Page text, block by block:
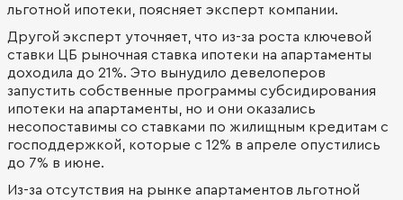
льготной ипотеки, поясняет эксперт компании.
Другой эксперт уточняет, что из-за роста ключевой
ставки ЦБ рыночная ставка ипотеки на апартаменты
доходила до 21%. Это вынудило девелоперов
запустить собственные программы субсидирования
ипотеки на апартаменты, но и они оказались
несопоставимы со ставками по жилищным кредитам с
господдержкой, которые с 12% в апреле опустились
до 7% в июне.
Из-за отсутствия на рынке апартаментов льготной